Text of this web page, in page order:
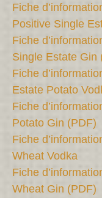
Fiche
Positive Single
Fiche
Single Estate Gin
Fiche
Estate Potato
Fiche
Potato Gin (PDF)
Fiche
Wheat Vodka
Fiche
Wheat Gin (PDF)